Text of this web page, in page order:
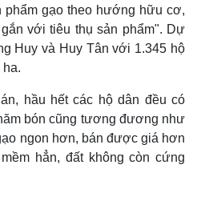
phẩm gạo theo hướng hữu cơ,
với tiêu thụ sản phẩm". Dự
Huy và Huy Tân với 1.345 hộ
ha.
hầu hết các hộ dân đều có
bón cũng tương đương như
ngon hơn, bán được giá hơn
hẳn, đất không còn cứng